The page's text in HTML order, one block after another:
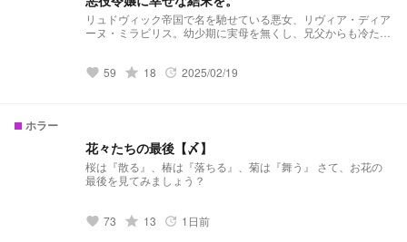
リュドヴィック帝国で名を馳せている悪女、リヴィア・ディア
ーヌ・ミラビリス。幼少期に実母を無くし、兄父からも冷たい
生まれた妹、フレジアは、リヴィアとは違いとても明るく誰に
後の瞬間までひとり死刑台で涙を流し来世は幸せになれるよう
にと願ったが、目を覚ますと、過去の自分に戻っていた。 こ
の先に起きる悲劇から逃れ、幸せな結末を迎えるため、リヴィ
アの物語が今幕を開ける
favorite 59 grade 18 update 2025/02/19
ホラー
花々たちの最後【〆】
桜は『散る』、椿は『落ちる』、菊は『舞う』 さて、お花の
最後を見てみましょう？
favorite 73 grade 13 update 1日前